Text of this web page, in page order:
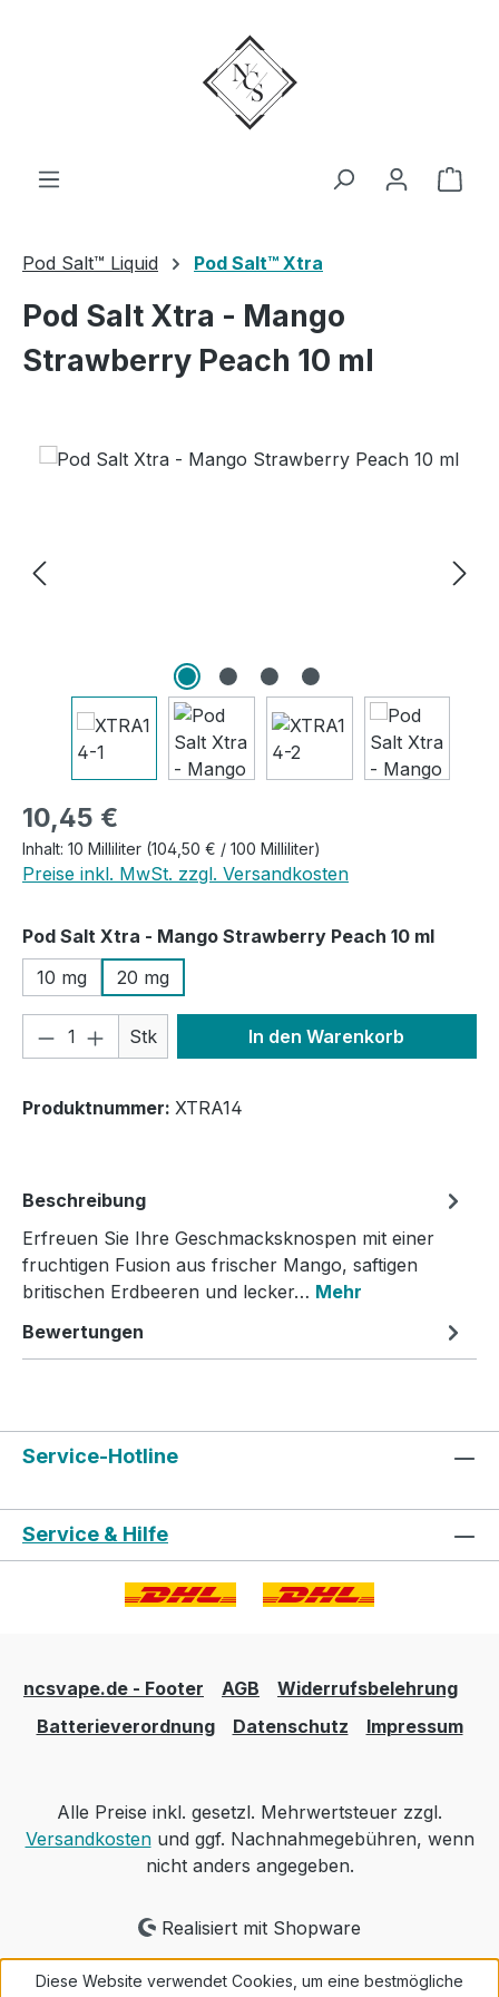
Pod Salt™ Liquid Pod Salt™ Xtra
Pod Salt Xtra - Mango
Strawberry Peach 10 ml
Bildergalerie überspringen
Regulärer Preis:
10,45 €
Inhalt: 10 Milliliter (104,50 € / 100 Milliliter)
Preise inkl. MwSt. zzgl. Versandkosten
Pod Salt Xtra - Mango Strawberry Peach 10 ml
10 mg
20 mg
Produkt Anzahl: Gib den
Stk In den Warenkorb
Produktnummer: XTRA14
Beschreibung
Erfreuen Sie Ihre Geschmacksknospen mit einer
fruchtigen Fusion aus frischer Mango, saftigen
britischen Erdbeeren und lecker… Mehr
Bewertungen
Service-Hotline
Service & Hilfe
ncsvape.de - Footer AGB
Widerrufsbelehrung
Batterieverordnung
Datenschutz Impressum
Alle Preise inkl. gesetzl. Mehrwertsteuer zzgl.
Versandkostenund ggf. Nachnahmegebühren, wenn
nicht anders angegeben.
Realisiert mit Shopware
Diese Website verwendet Cookies, um eine bestmögliche